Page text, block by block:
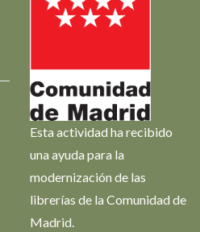
Esta actividad ha recibido
una ayuda para la
modernización de las
librerías de la Comunidad de
Madrid.